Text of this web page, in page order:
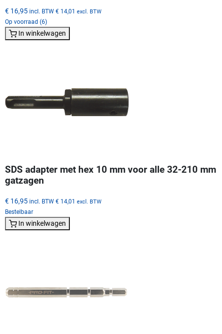
€ 16,95 incl. BTW € 14,01 excl. BTW
Op voorraad (6)
In winkelwagen
SDS adapter met hex 10 mm voor alle 32-210 mm
gatzagen
€ 16,95 incl. BTW € 14,01 excl. BTW
Bestelbaar
In winkelwagen